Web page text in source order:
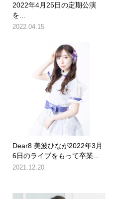
2022年4月25日の定期公演
を...
2022.04.15
Dear8 美波ひなが2022年3月
6日のライブをもって卒業...
2021.12.20